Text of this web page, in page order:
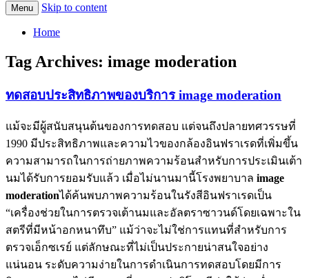
Menu Skip to content
Home
Tag Archives: image moderation
ทดสอบประสิทธิภาพของบริการ image moderation
แม้จะมีผู้สนับสนุนต้นของการทดสอบ แต่จนถึงปลายทศวรรษที่
1990 มีประสิทธิภาพและความไวของกล้องอินฟราเรดที่เพิ่มขึ้น
ความสามารถในการถ่ายภาพความร้อนสำหรับการประเมินเต้า
นมได้รับการยอมรับแล้ว เมื่อไม่นานมานี้โรงพยาบาล image
moderationได้ค้นพบภาพความร้อนในรังสีอินฟราเรดเป็น
“เครื่องช่วยในการตรวจเต้านมและอัลตราซาวนด์โดยเฉพาะใน
สตรีที่มีหน้าอกหนาทึบ” แม้ว่าจะไม่ใช่การแทนที่สำหรับการ
ตรวจเอ็กซเรย์ แต่ลักษณะที่ไม่เป็นประกายน่าสนใจอย่าง
แน่นอน ระดับความง่ายในการดำเนินการทดสอบโดยมีการ